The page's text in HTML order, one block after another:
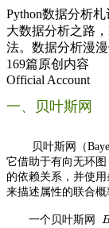
Python数据分析札
大数据分析之路
法。数据分析漫
169篇原创内容
Official Account
一、贝叶斯网
贝叶斯网（
它借助于有向无环图
的依赖关系，并使用
来描述属性的联合概
一个贝叶斯网